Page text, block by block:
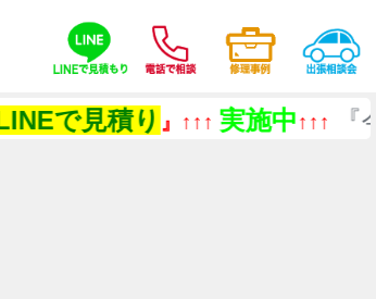
り』↑↑↑実施中 ↑↑↑『今あるも